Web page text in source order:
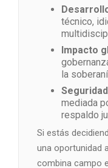
técnico,
Impacto
la
mediada
respaldo
Si estás
una oportunidad
combina campo